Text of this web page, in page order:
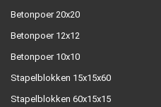
Betonpoer 20x20
Betonpoer 12x12
Betonpoer 10x10
Stapelblokken 15x15x60
Stapelblokken 60x15x15